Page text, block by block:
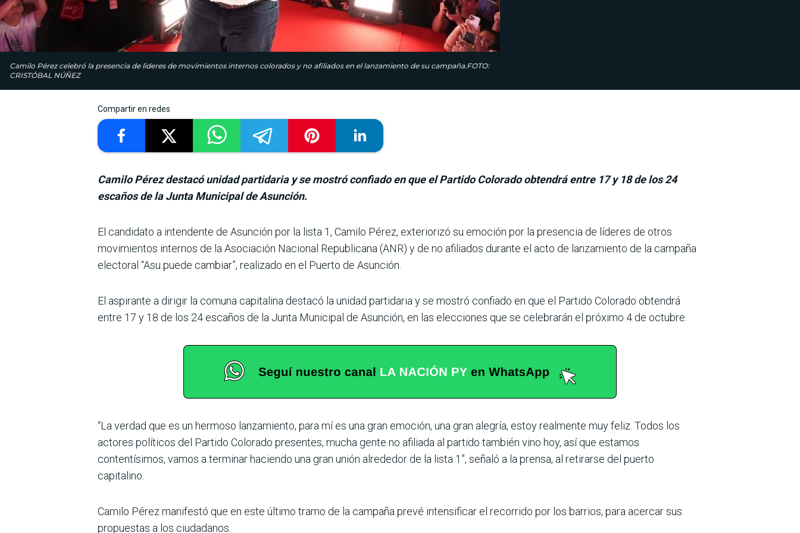
Camilo Pérez celebró la presencia de líderes de movimientos internos colorados y no afiliados en el lanzamiento de su campaña.FOTO:
CRISTÓBAL NÚÑEZ
Compartir en redes
Camilo Pérez destacó unidad partidaria y se mostró confiado en que el Partido Colorado obtendrá entre 17 y 18 de los 24
escaños de la Junta Municipal de Asunción.
El candidato a inten­dente de Asunción por la lista 1, Camilo Pérez, exteriorizó su emo­ción por la presencia de líderes de otros
movimien­tos internos de la Asociación Nacional Republicana (ANR) y de no afiliados durante el acto de lanzamiento de la campaña
electoral “Asu puede cambiar”, realizado en el Puerto de Asunción.
El aspirante a dirigir la comuna capitalina destacó la unidad partidaria y se mos­tró confiado en que el Partido Colorado obtendrá
entre 17 y 18 de los 24 escaños de la Junta Municipal de Asun­ción, en las elecciones que se celebrarán el próximo 4 de octubre.
“La verdad que es un her­moso lanzamiento, para mí es una gran emoción, una gran alegría, estoy realmente muy feliz. Todos los
actores políticos del Partido Colo­rado presentes, mucha gente no afiliada al partido tam­bién vino hoy, así que esta­mos
contentísimos, vamos a terminar haciendo una gran unión alrededor de la lista 1”, señaló a la prensa, al reti­rarse del puerto
capitalino.
Camilo Pérez manifestó que en este último tramo de la campaña prevé intensificar el recorrido por los barrios, para acercar sus
propuestas a los ciudadanos.